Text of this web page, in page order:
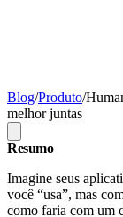
Blog/Produto/
melhor juntas
Resumo
Imagine seus
você “usa”, mas
como faria com um